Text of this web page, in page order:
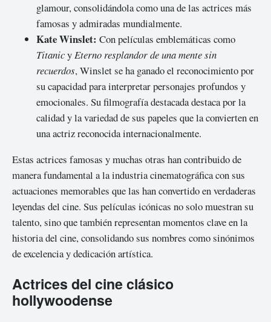
glamour, consolidándola como una de las actrices más
famosas y admiradas mundialmente.
Kate Winslet: Con películas emblemáticas como
TitanicyEterno resplandor de una mente sin
recuerdos, Winslet se ha ganado el reconocimiento por
su capacidad para interpretar personajes profundos y
emocionales. Su filmografía destacada destaca por la
calidad y la variedad de sus papeles que la convierten en
una actriz reconocida internacionalmente.
Estas actrices famosas y muchas otras han contribuido de
manera fundamental a la industria cinematográfica con sus
actuaciones memorables que las han convertido en verdaderas
leyendas del cine. Sus películas icónicas no solo muestran su
talento, sino que también representan momentos clave en la
historia del cine, consolidando sus nombres como sinónimos
de excelencia y dedicación artística.
Actrices del cine clásico
hollywoodense